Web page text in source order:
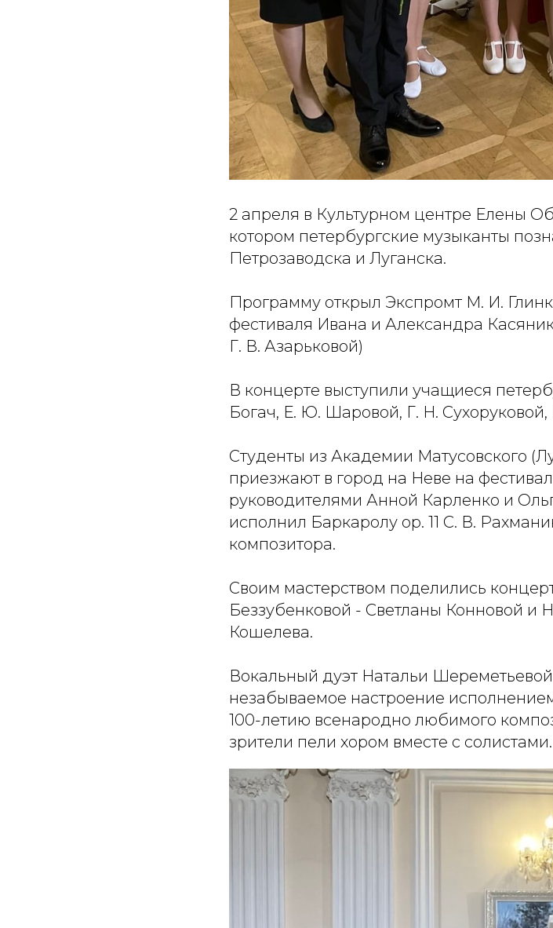
2 апреля в Культурном центре Елены
котором петербургские музыканты
Петрозаводска и Луганска.
Программу открыл Экспромт М. И.
фестиваля Ивана и Александра
Г. В. Азарьковой)
В концерте выступили учащиеся
Богач, Е. Ю. Шаровой, Г. Н.
Студенты из Академии Матусовского
приезжают в город на Неве на
руководителями Анной Карленко и
исполнил Баркаролу ор. 11 С. В.
композитора.
Своим мастерством поделились
Беззубенковой - Светланы Конновой
Кошелева.
Вокальный дуэт Натальи
незабываемое настроение
100-летию всенародно любимого
зрители пели хором вместе с солистами.